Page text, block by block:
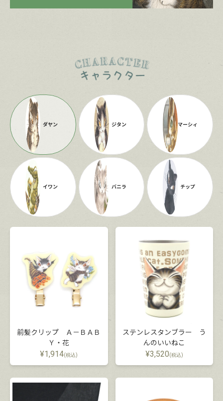
ダヤン ジタン マーシィ
イワン バニラ チップ
前髪クリップ Ａ－ＢＡＢ
Ｙ・花
¥1,914(税込)
ステンレスタンブラー う
んのいいねこ
¥3,520(税込)